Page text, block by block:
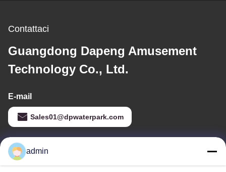
Contattaci
Guangdong Dapeng Amusement
Technology Co., Ltd.
E-mail
Sales01@dpwaterpark.com
Il nostro indirizzo
admin